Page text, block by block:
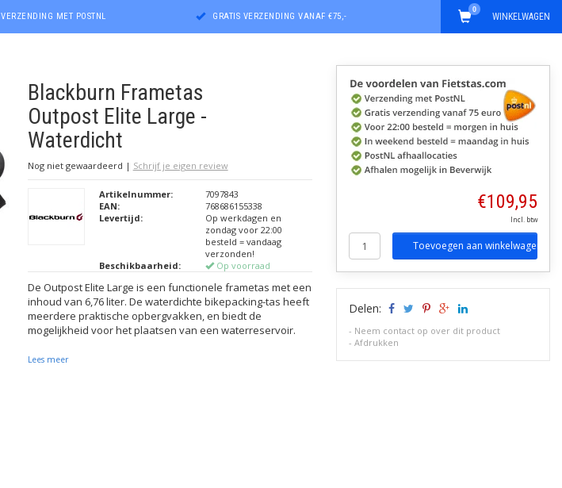
VERZENDING MET POSTNL GRATIS VERZENDING VANAF €75,- WINKELWAGEN
0
Blackburn Frametas
Outpost Elite Large -
Waterdicht
Nog niet gewaardeerd | Schrijf je eigen review
Artikelnummer:
7097843
EAN:
768686155338
Levertijd:
Op werkdagen en
zondag voor 22:00
besteld = vandaag
verzonden!
Beschikbaarheid:
Op voorraad
De Outpost Elite Large is een functionele frametas met een
inhoud van 6,76 liter. De waterdichte bikepacking-tas heeft
meerdere praktische opbergvakken, en biedt de
mogelijkheid voor het plaatsen van een waterreservoir.
Lees meer
€109,95
Incl. btw
Toevoegen aan winkelwagen
Delen:
- Neem contact op over dit product
-Afdrukken